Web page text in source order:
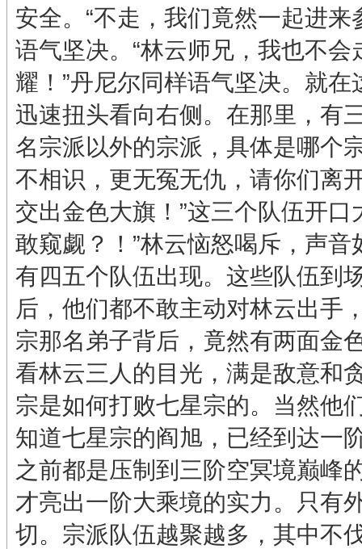
安全。“不走，我们竟然一起进
语气坚决。“林云师兄，我也不
耀！”丹尼尔同样语气坚决。就
迅速扭头看向右侧。在那里，有
名宗派以外的宗派，具体是哪个
不相识，更无冤无仇，请你们离
交出金色大旗！”这三个队伍开
敢窥觑？！”林云恼怒喝斥，声
有四五个队伍出现。这些队伍到
后，他们都不敢主动对林云出手
宗那名弟子背后，竟然有两面金
看林云三人的目光，满是敌意和
宗是如何打败七星宗的。当然他
知道七星宗的阎旭，已经到达一
之前都是压制到三阶空冥境巅峰
才亮出一阶大乘境的实力。只有
切。宗派队伍越聚越多，其中不